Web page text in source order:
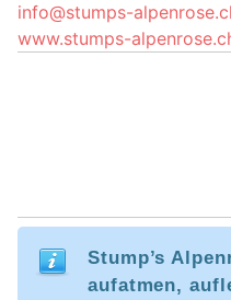
info@stumps-
www.stumps-
Stump’s
aufatmen,